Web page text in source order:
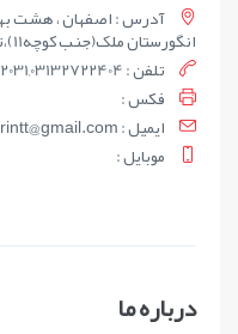
آدرس : اصفهان ، هشت
انگورستان ملک(جنب کوچه11)،تبلیغات مهرگان طرح
تلفن : 03191012031,03132722404
فکس :
ايميل : mehreganprintt@gmail.com
موبايل :
درباره ما